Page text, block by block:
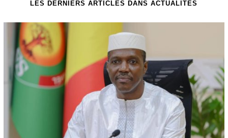
LES DERNIERS ARTICLES DANS ACTUALITÉS